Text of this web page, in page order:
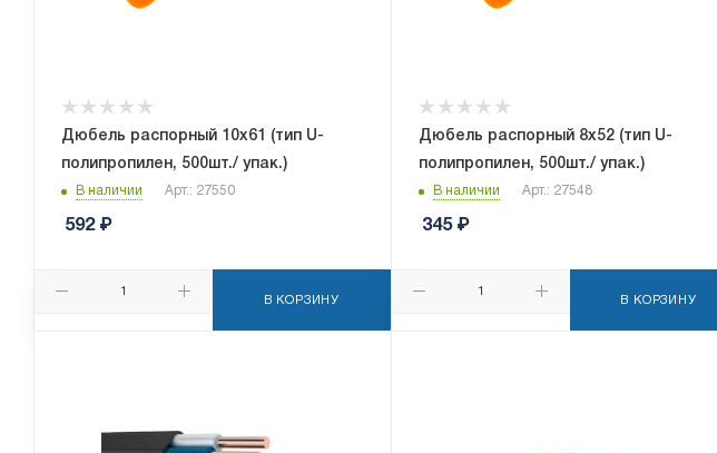
Дюбель распорный 10x61 (тип U-
полипропилен, 500шт./ упак.)
В наличии Арт.: 27550
592₽
В КОРЗИНУ
Дюбель распорный 8x52 (тип U-
полипропилен, 500шт./ упак.)
В наличии Арт.: 27548
345₽
В КОРЗИНУ